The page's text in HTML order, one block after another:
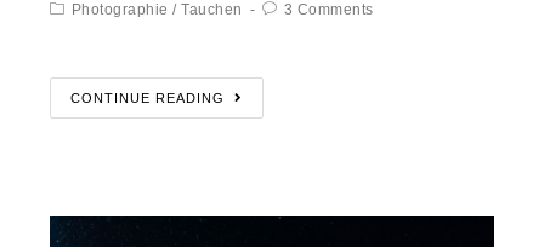
Photographie /Tauchen 3 Comments
CONTINUE READING